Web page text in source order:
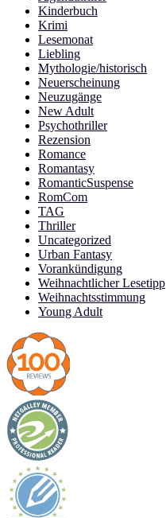
Kinderbuch
Krimi
Lesemonat
Liebling
Mythologie/historisch
Neuerscheinung
Neuzugänge
New Adult
Psychothriller
Rezension
Romance
Romantasy
RomanticSuspense
RomCom
TAG
Thriller
Uncategorized
Urban Fantasy
Vorankündigung
Weihnachtlicher Lesetipp
Weihnachtsstimmung
Young Adult